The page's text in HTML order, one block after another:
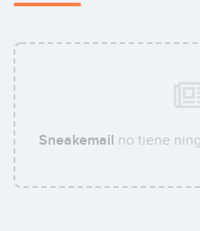
Sneakemail no tiene